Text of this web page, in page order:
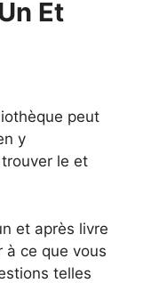
Et
peut
y
le et
et après livre
ce que vous
telles